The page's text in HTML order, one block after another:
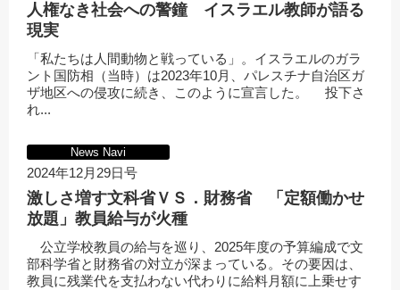
人権なき社会への警鐘 イスラエル教師が語る
現実
「私たちは人間動物と戦っている」。イスラエルのガラ
ント国防相（当時）は2023年10月、パレスチナ自治区ガ
ザ地区への侵攻に続き、このように宣言した。 投下さ
れ...
News Navi
2024年12月29日号
激しさ増す文科省ＶＳ．財務省 「定額働かせ
放題」教員給与が火種
公立学校教員の給与を巡り、2025年度の予算編成で文
部科学省と財務省の対立が深まっている。その要因は、
教員に残業代を支払わない代わりに給料月額に上乗せす